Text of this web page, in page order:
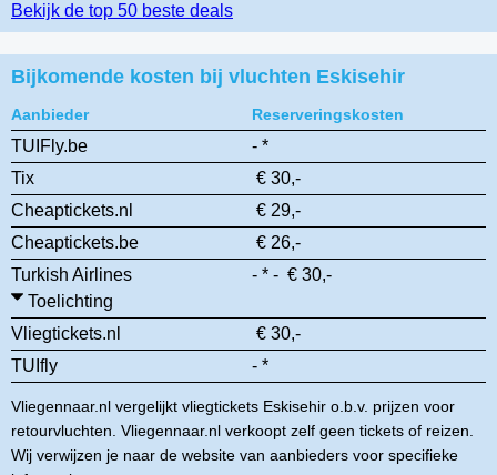
Bekijk de top 50 beste deals
Bijkomende kosten bij vluchten Eskisehir
Aanbieder Reserveringskosten
TUIFly.be
- *
Tix
€ 30,-
Cheaptickets.nl
€ 29,-
Cheaptickets.be
€ 26,-
Turkish Airlines
- * - € 30,-
Toelichting
Vliegtickets.nl
€ 30,-
TUIfly
- *
Vliegennaar.nl vergelijkt vliegtickets Eskisehir o.b.v. prijzen voor
retourvluchten. Vliegennaar.nl verkoopt zelf geen tickets of reizen.
Wij verwijzen je naar de website van aanbieders voor specifieke